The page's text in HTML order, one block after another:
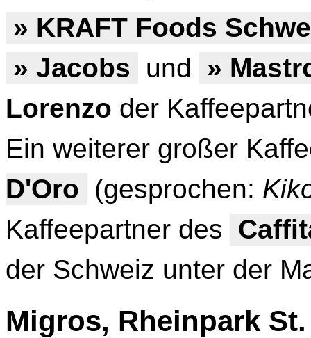
» KRAFT Foods
» Jacobs
und
»
Lorenzo der
Ein weiterer großer
D'Oro (gesprochen:
Kaffeepartner des
der Schweiz unter der
Migros, Rheinpark